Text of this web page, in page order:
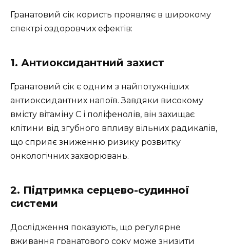
Гранатовий сік користь проявляє в широкому
спектрі оздоровчих ефектів:
1. Антиоксидантний захист
Гранатовий сік є одним з найпотужніших
антиоксидантних напоїв. Завдяки високому
вмісту вітаміну C і поліфенолів, він захищає
клітини від згубного впливу вільних радикалів,
що сприяє зниженню ризику розвитку
онкологічних захворювань.
2. Підтримка серцево-судинної
системи
Дослідження показують, що регулярне
вживання гранатового соку може знизити